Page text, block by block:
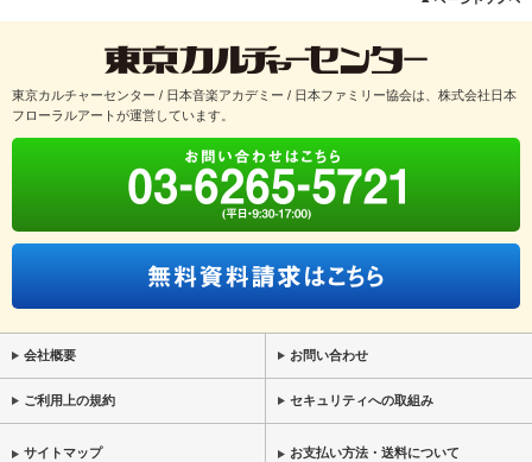
東京カルチャーセンター / 日本音楽アカデミー / 日本ファミリー協会は、株式会社日本
フローラルアートが運営しています。
会社概要 お問い合わせ
ご利用上の規約 セキュリティへの取組み
サイトマップ お支払い方法・送料について